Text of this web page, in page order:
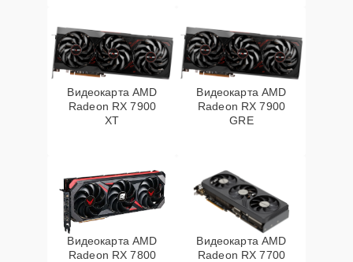
Видеокарта AMD
Radeon RX 7900
XT
Видеокарта AMD
Radeon RX 7900
GRE
Видеокарта AMD
Radeon RX 7800
Видеокарта AMD
Radeon RX 7700